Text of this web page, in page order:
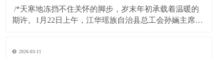
期许。1月22日上午，江华瑶族自治县总工会孙婳主席、
挂，专程到访湖南国梦科技开展慰问活动，为百余名坚
2026-03-11